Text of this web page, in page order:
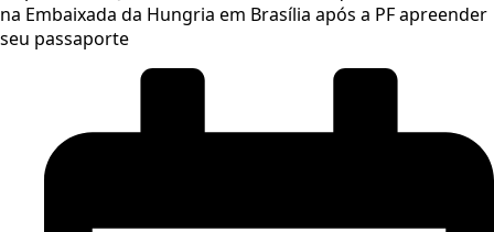
na Embaixada da Hungria em Brasília após a PF apreender
seu passaporte